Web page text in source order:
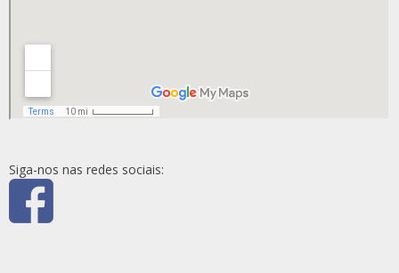
Siga-nos nas redes sociais: